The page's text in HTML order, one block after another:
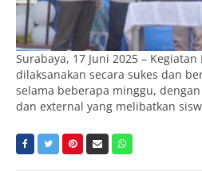
Surabaya, 17 Juni 2025 –
dilaksanakan secara sukes dan
selama beberapa minggu,
dan external yang melibatkan